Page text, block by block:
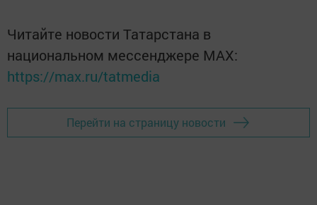
Читайте новости Татарстана в
национальном мессенджере MАХ:
https://max.ru/tatmedia
Перейти на страницу новости